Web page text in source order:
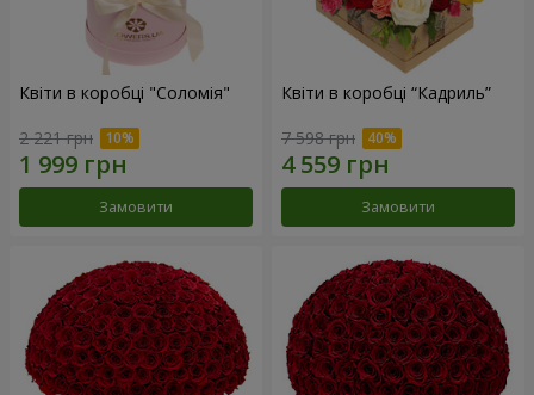
Квіти в коробці "Соломія"
2 221 грн
Замовити
Квіти в коробці “Кадриль”
7 598 грн
Замовити